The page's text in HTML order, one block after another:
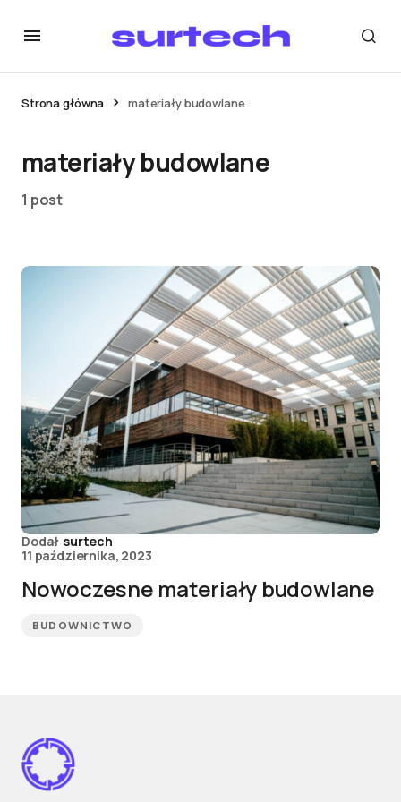
Strona główna materiały budowlane
materiały budowlane
1 post
Dodał surtech
11 października, 2023
Nowoczesne materiały budowlane
BUDOWNICTWO